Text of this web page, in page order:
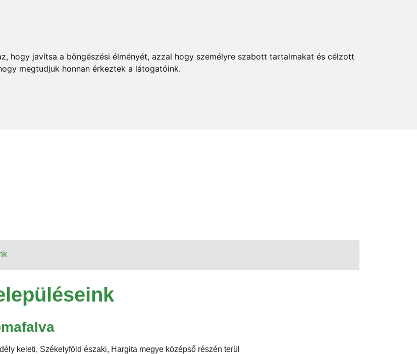
hogy javítsa a böngészési élményét, azzal hogy személyre szabott tartalmakat és célzott
megtudjuk honnan érkeztek a látogatóink.
keleti, Székelyföld északi, Hargita megye középső részén terül